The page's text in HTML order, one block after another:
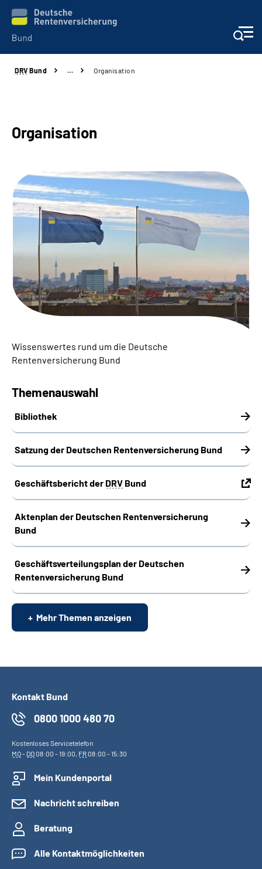
Beratung & Kontakt
Presse
Karriere
Über uns
Online-Services
Inhalte in Gebärdensprache (DGS)
Leichte Sprache
DRV Bund … Organisation
Organisation
Wissenswertes rund um die Deutsche
Rentenversicherung Bund
Themenauswahl
Bibliothek
Satzung der Deutschen Rentenversicherung Bund
Geschäftsbericht der DRV Bund
Aktenplan der Deutschen Rentenversicherung
Bund
Geschäftsverteilungsplan der Deutschen
Rentenversicherung Bund
Mehr Themen anzeigen
Kontakt Bund
0800 1000 480 70
Kostenloses Servicetelefon
MO- DO08:00 - 19:00, FR08:00 - 15:30
Mein Kundenportal
Nachricht schreiben
Beratung
Alle Kontaktmöglichkeiten